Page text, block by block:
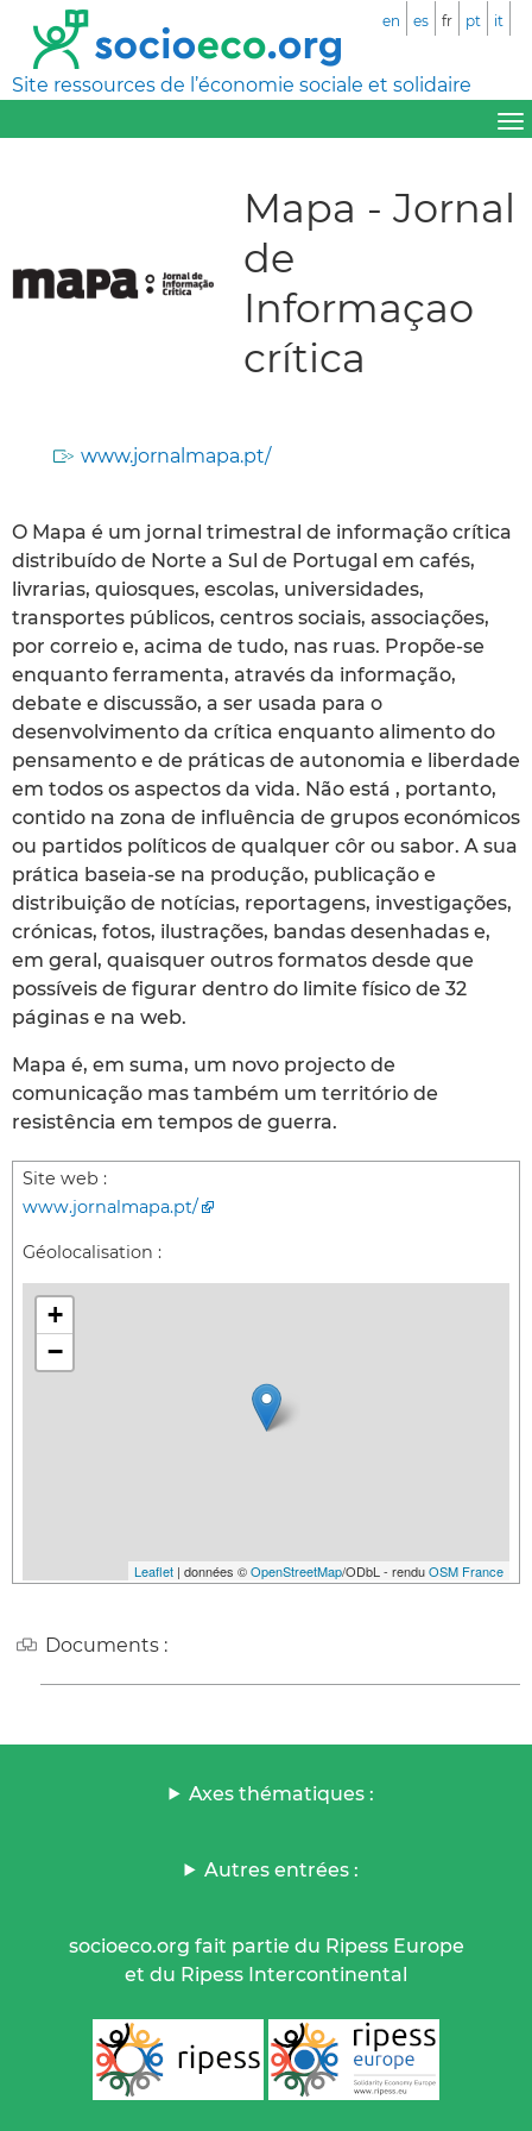
Site ressources de l’économie sociale et solidaire
en es fr pt it
Mapa - Jornal
de
Informaçao
crítica
www.jornalmapa.pt/
O Mapa é um jornal trimestral de informação crítica
distribuído de Norte a Sul de Portugal em cafés,
livrarias, quiosques, escolas, universidades,
transportes públicos, centros sociais, associações,
por correio e, acima de tudo, nas ruas. Propõe-se
enquanto ferramenta, através da informação,
debate e discussão, a ser usada para o
desenvolvimento da crítica enquanto alimento do
pensamento e de práticas de autonomia e liberdade
em todos os aspectos da vida. Não está , portanto,
contido na zona de influência de grupos económicos
ou partidos políticos de qualquer côr ou sabor. A sua
prática baseia-se na produção, publicação e
distribuição de notícias, reportagens, investigações,
crónicas, fotos, ilustrações, bandas desenhadas e,
em geral, quaisquer outros formatos desde que
possíveis de figurar dentro do limite físico de 32
páginas e na web.
Mapa é, em suma, um novo projecto de
comunicação mas também um território de
resistência em tempos de guerra.
Site web :
www.jornalmapa.pt/
Géolocalisation :
+
−
Leaflet | données ©OpenStreetMap/ODbL - renduOSM France
Documents :
Axes thématiques :
Autres entrées :
socioeco.org fait partie du Ripess Europe
et du Ripess Intercontinental